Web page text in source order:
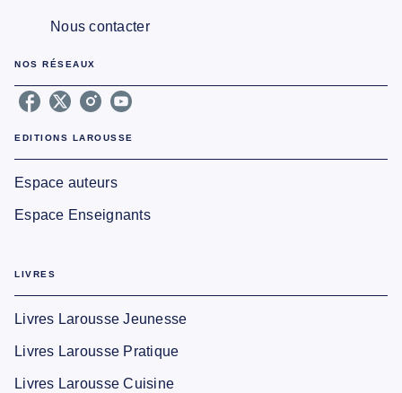
Nous contacter
NOS RÉSEAUX
EDITIONS LAROUSSE
Espace auteurs
Espace Enseignants
LIVRES
Livres Larousse Jeunesse
Livres Larousse Pratique
Livres Larousse Cuisine